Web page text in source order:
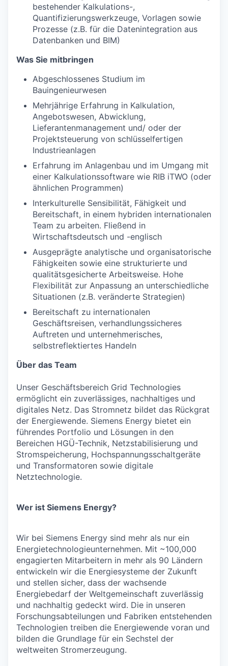
bestehender Kalkulations-,
Quantifizierungswerkzeuge, Vorlagen sowie
Prozesse (z.B. für die Datenintegration aus
Datenbanken und BIM)
Was Sie mitbringen
Abgeschlossenes Studium im
Bauingenieurwesen
Mehrjährige Erfahrung in Kalkulation,
Angebotswesen, Abwicklung,
Lieferantenmanagement und/ oder der
Projektsteuerung von schlüsselfertigen
Industrieanlagen
Erfahrung im Anlagenbau und im Umgang mit
einer Kalkulationssoftware wie RIB iTWO (oder
ähnlichen Programmen)
Interkulturelle Sensibilität, Fähigkeit und
Bereitschaft, in einem hybriden internationalen
Team zu arbeiten. Fließend in
Wirtschaftsdeutsch und -englisch
Ausgeprägte analytische und organisatorische
Fähigkeiten sowie eine strukturierte und
qualitätsgesicherte Arbeitsweise. Hohe
Flexibilität zur Anpassung an unterschiedliche
Situationen (z.B. veränderte Strategien)
Bereitschaft zu internationalen
Geschäftsreisen, verhandlungssicheres
Auftreten und unternehmerisches,
selbstreflektiertes Handeln
Über das Team
Unser Geschäftsbereich Grid Technologies
ermöglicht ein zuverlässiges, nachhaltiges und
digitales Netz. Das Stromnetz bildet das Rückgrat
der Energiewende. Siemens Energy bietet ein
führendes Portfolio und Lösungen in den
Bereichen HGÜ-Technik, Netzstabilisierung und
Stromspeicherung, Hochspannungsschaltgeräte
und Transformatoren sowie digitale
Netztechnologie.
Wer ist Siemens Energy?
Wir bei Siemens Energy sind mehr als nur ein
Energietechnologieunternehmen. Mit ~100,000
engagierten Mitarbeitern in mehr als 90 Ländern
entwickeln wir die Energiesysteme der Zukunft
und stellen sicher, dass der wachsende
Energiebedarf der Weltgemeinschaft zuverlässig
und nachhaltig gedeckt wird. Die in unseren
Forschungsabteilungen und Fabriken entstehenden
Technologien treiben die Energiewende voran und
bilden die Grundlage für ein Sechstel der
weltweiten Stromerzeugung.